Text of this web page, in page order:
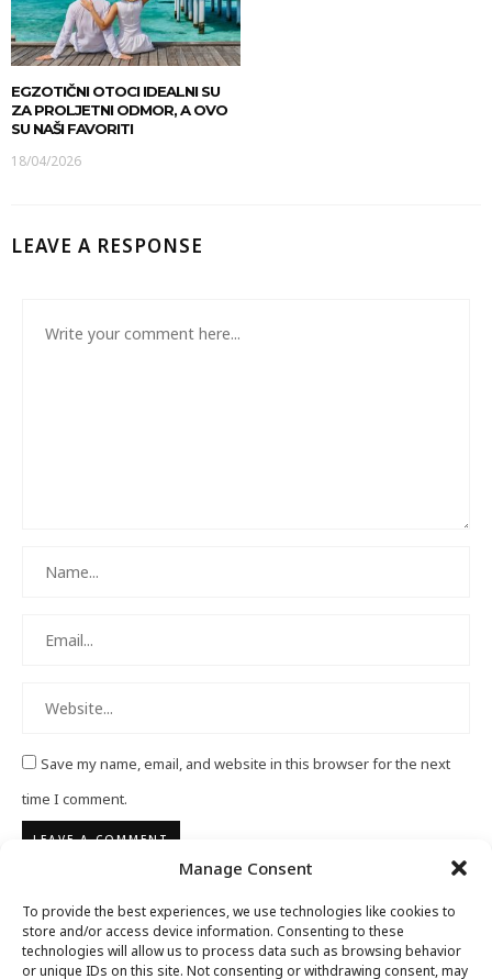
Manage Consent
To provide the best experiences, we use technologies like cookies to
store and/or access device information. Consenting to these
technologies will allow us to process data such as browsing behavior
or unique IDs on this site. Not consenting or withdrawing consent, may
EGZOTIČNI OTOCI IDEALNI SU
ZA PROLJETNI ODMOR, A OVO
SU NAŠI FAVORITI
18/04/2026
LEAVE A RESPONSE
Save my name, email, and website in this browser for the next
time I comment.